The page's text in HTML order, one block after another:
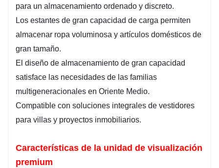
para un almacenamiento ordenado y discreto.
Los estantes de gran capacidad de carga permiten
almacenar ropa voluminosa y artículos domésticos de
gran tamaño.
El diseño de almacenamiento de gran capacidad
satisface las necesidades de las familias
multigeneracionales en Oriente Medio.
Compatible con soluciones integrales de vestidores
para villas y proyectos inmobiliarios.
Características de la unidad de visualización
premium